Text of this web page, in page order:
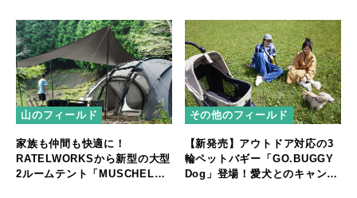
山のフィールド
家族も仲間も快適に！
RATELWORKSから新型の大型
2ルームテント「MUSCHEL」
その他のフィールド
【新発売】アウトドア対応の3
輪ペットバギー「GO.BUGGY
Dog」登場！愛犬とのキャンプ